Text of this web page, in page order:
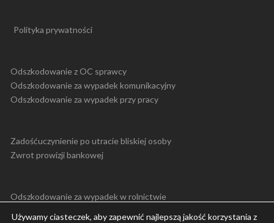
Polityka prywatności
Odszkodowanie z OC sprawcy
Odszkodowanie za wypadek komunikacyjny
Odszkodowanie za wypadek przy pracy
Zadośćuczynienie po utracie bliskiej osoby
Zwrot prowizji bankowej
Odszkodowanie za wypadek w rolnictwie
Używamy ciasteczek, aby zapewnić najlepszą jakość korzystania z